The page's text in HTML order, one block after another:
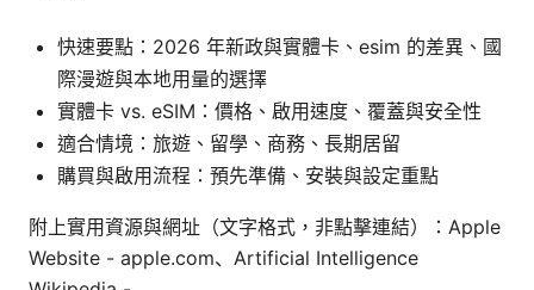
快速要點：2026 年新政與實體卡、esim 的差異、國
際漫遊與本地用量的選擇
實體卡 vs. eSIM：價格、啟用速度、覆蓋與安全性
適合情境：旅遊、留學、商務、長期居留
購買與啟用流程：預先準備、安裝與設定重點
附上實用資源與網址（文字格式，非點擊連結）：Apple
Website - apple.com、Artificial Intelligence